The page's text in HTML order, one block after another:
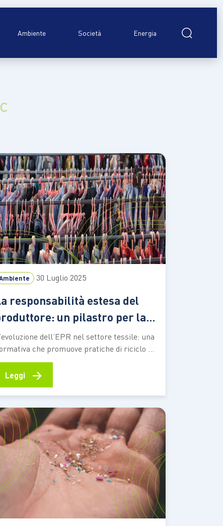
per:
Ambiente Società Energia
30 Luglio 2025
responsabilità estesa del
un pilastro per la
sostenibile
dell’EPR nel settore tessile: una
che promuove pratiche di riciclo e
sostenibile. Ecco le nuove
opportunità per ridurre l’impatto ambientale
Estesa del Produttore“, nota
l’acronimo di EPR (Extended Producer
è una politica ambientale che
ai produttori…
Leggi →